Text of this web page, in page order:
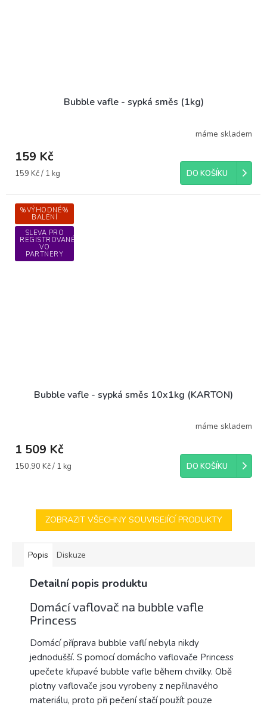
Bubble vafle - sypká směs (1kg)
máme skladem
159 Kč
Měrná
159 Kč / 1 kg DO KOŠÍKU
%VÝHODNÉ%
BALENÍ
SLEVA PRO
REGISTROVANÉ
VO
PARTNERY
Bubble vafle - sypká směs 10x1kg (KARTON)
máme skladem
1 509 Kč
Měrná
150,90 Kč / 1 kg DO KOŠÍKU
ZOBRAZIT VŠECHNY SOUVISEJÍCÍ PRODUKTY
Popis Diskuze
Detailní popis produktu
Domácí vaflovač na bubble vafle
Princess
Domácí příprava bubble vaflí nebyla nikdy
jednodušší. S pomocí domácího vaflovače Princess
upečete křupavé bubble vafle během chvilky. Obě
plotny vaflovače jsou vyrobeny z nepřilnavého
materiálu, proto při pečení stačí použít pouze